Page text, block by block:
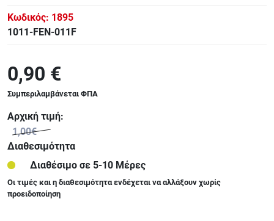
Κωδικός: 1895
1011-FEN-011F
0,90 €
Συμπεριλαμβάνεται ΦΠΑ
Αρχική τιμή:
1,00€
Διαθεσιμότητα
Διαθέσιμο σε 5-10 Μέρες
Οι τιμές και η διαθεσιμότητα ενδέχεται να αλλάξουν χωρίς
προειδοποίηση